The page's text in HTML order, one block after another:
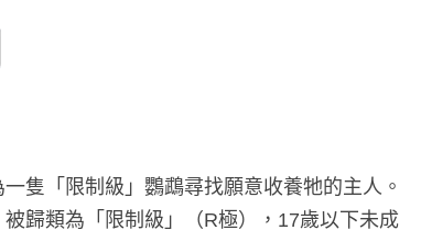
隻「限制級」鸚鵡尋找願意收養牠的主人。
歸類為「限制級」（R極）， 17歲以下未成